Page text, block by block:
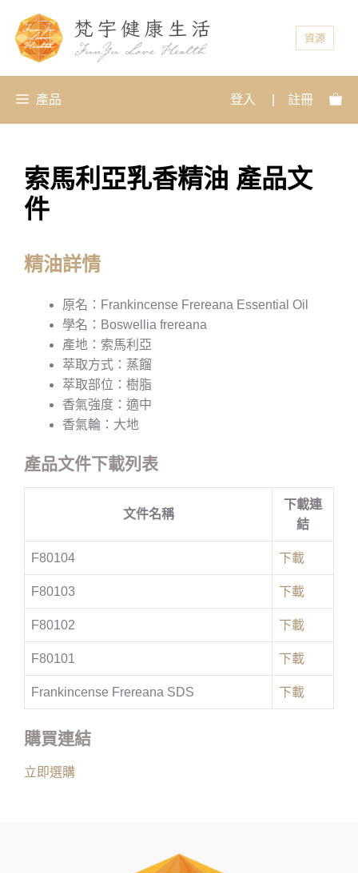
資源
產品 登入 註冊
索馬利亞乳香精油 產品文
件
精油詳情
原名：Frankincense Frereana Essential Oil
學名：Boswellia frereana
產地：索馬利亞
萃取方式：蒸餾
萃取部位：樹脂
香氣強度：適中
香氣輪：大地
產品文件下載列表
文件名稱
下載連
結
F80104 下載
F80103 下載
F80102 下載
F80101 下載
Frankincense Frereana SDS 下載
購買連結
立即選購